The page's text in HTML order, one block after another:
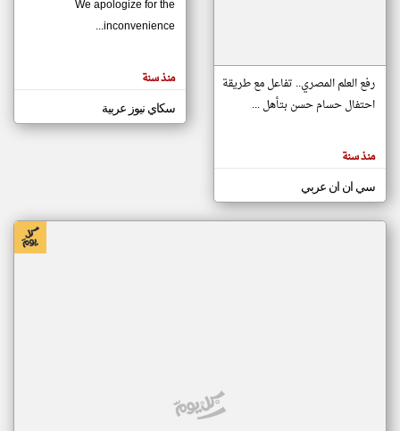
مصادر الأخبار من موريتانيا
اخبار موريتانيا على مدار الساعة
أهم اخبار موريتانيا العاجلة والمباشرة
المقالات
الموجوده
هنا عن
رفع العلم المصري.. تفاعل مع طريقة
احتفال حسام حسن بتأهل ...
منذ سنة
سي ان ان عربي
We apologize for the
inconvenience...
منذ سنة
سكاي نيوز عربية
klyoum.com